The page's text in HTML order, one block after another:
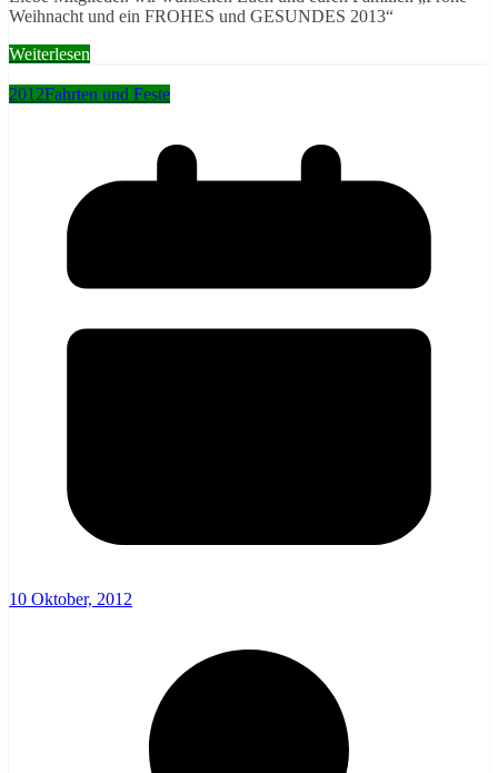
Weihnacht und ein FROHES und GESUNDES 2013“
Weiterlesen
2012Fahrten und Feste
10 Oktober, 2012